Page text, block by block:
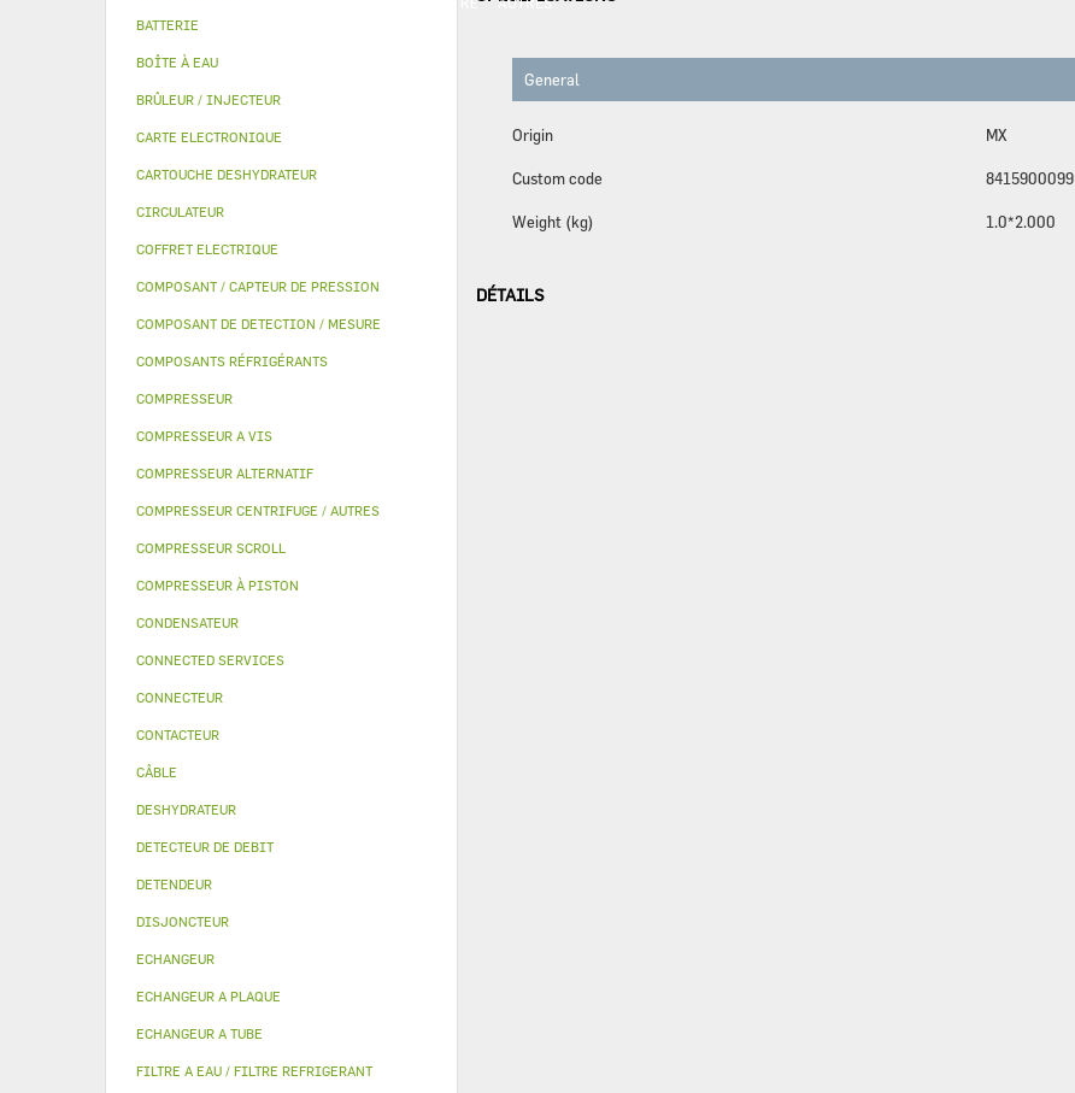
BATTERIE
BOÎTE À EAU
BRÛLEUR / INJECTEUR
CARTE ELECTRONIQUE
CARTOUCHE DESHYDRATEUR
CIRCULATEUR
COFFRET ELECTRIQUE
COMPOSANT / CAPTEUR DE PRESSION
COMPOSANT DE DETECTION / MESURE
COMPOSANTS RÉFRIGÉRANTS
COMPRESSEUR
COMPRESSEUR A VIS
COMPRESSEUR ALTERNATIF
COMPRESSEUR CENTRIFUGE / AUTRES
COMPRESSEUR SCROLL
COMPRESSEUR À PISTON
CONDENSATEUR
CONNECTED SERVICES
CONNECTEUR
CONTACTEUR
CÂBLE
DESHYDRATEUR
DETECTEUR DE DEBIT
DETENDEUR
DISJONCTEUR
ECHANGEUR
ECHANGEUR A PLAQUE
ECHANGEUR A TUBE
FILTRE A EAU / FILTRE REFRIGERANT
General
Origin MX
Custom code 8415900099
Weight (kg) 1.0*2.000
DÉTAILS